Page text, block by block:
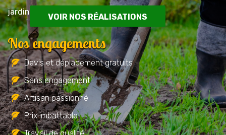
jardin
VOIR NOS RÉALISATIONS
Nos engagements
Devis et déplacement gratuits
Sans engagement
Artisan passionné
Prix imbattable
Travail de qualité